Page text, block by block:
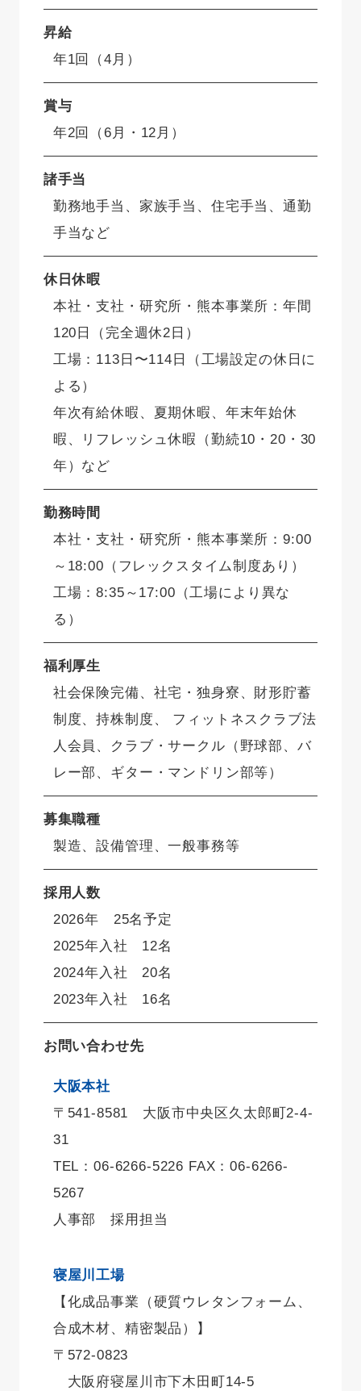
昇給
年1回（4月）
賞与
年2回（6月・12月）
諸手当
勤務地手当、家族手当、住宅手当、通勤
手当など
休日休暇
本社・支社・研究所・熊本事業所：年間
120日（完全週休2日）
工場：113日〜114日（工場設定の休日に
よる）
年次有給休暇、夏期休暇、年末年始休
暇、リフレッシュ休暇（勤続10・20・30
年）など
勤務時間
本社・支社・研究所・熊本事業所：9:00
～18:00（フレックスタイム制度あり）
工場：8:35～17:00（工場により異な
る）
福利厚生
社会保険完備、社宅・独身寮、財形貯蓄
制度、持株制度、 フィットネスクラブ法
人会員、クラブ・サークル（野球部、バ
レー部、ギター・マンドリン部等）
募集職種
製造、設備管理、一般事務等
採用人数
2026年 25名予定
2025年入社 12名
2024年入社 20名
2023年入社 16名
お問い合わせ先
大阪本社
〒541-8581 大阪市中央区久太郎町2-4-
31
TEL：06-6266-5226 FAX：06-6266-
5267
人事部 採用担当
寝屋川工場
【化成品事業（硬質ウレタンフォーム、
合成木材、精密製品）】
〒572-0823
大阪府寝屋川市下木田町14-5